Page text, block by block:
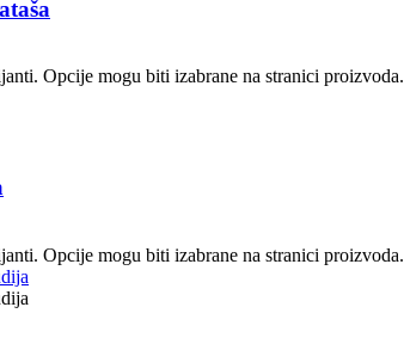
Opcije mogu biti izabrane na stranici proizvoda.
Opcije mogu biti izabrane na stranici proizvoda.